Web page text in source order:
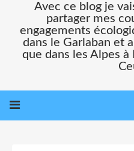
Avec ce blog je
partager mes
engagements
dans le Garlaban et
que dans les Alpes